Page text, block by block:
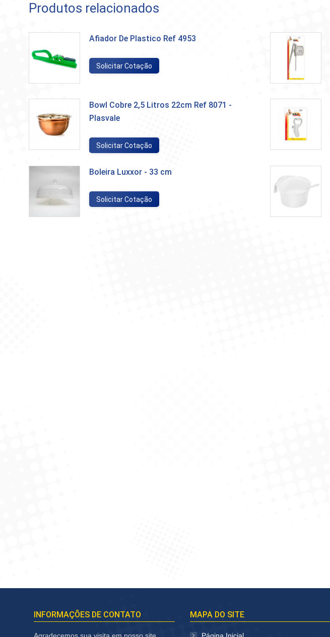
Produtos relacionados
Afiador De Plastico Ref 4953
Solicitar Cotação
Bowl Cobre 2,5 Litros 22cm Ref 8071 -
Plasvale
Solicitar Cotação
Boleira Luxxor - 33 cm
Solicitar Cotação
INFORMAÇÕES DE CONTATO MAPA DO SITE